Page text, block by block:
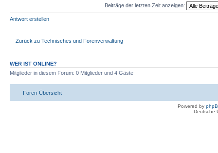
Beiträge der letzten Zeit anzeigen:
Antwort erstellen
Zurück zu Technisches und Forenverwaltung
WER IST ONLINE?
Mitglieder in diesem Forum: 0 Mitglieder und 4 Gäste
Foren-Übersicht
Powered by
Deutsche